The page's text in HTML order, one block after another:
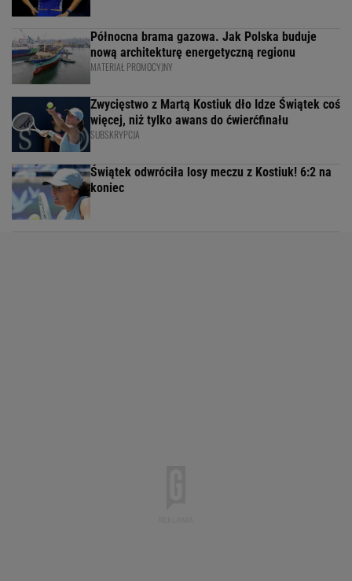
Północna brama gazowa. Jak Polska buduje
nową architekturę energetyczną regionu
MATERIAŁ PROMOCYJNY
Zwycięstwo z Martą Kostiuk dło Idze Świątek coś
więcej, niż tylko awans do ćwierćfinału
SUBSKRYPCJA
Świątek odwróciła losy meczu z Kostiuk! 6:2 na
koniec